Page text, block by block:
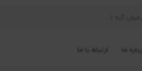
ارتباط با ما